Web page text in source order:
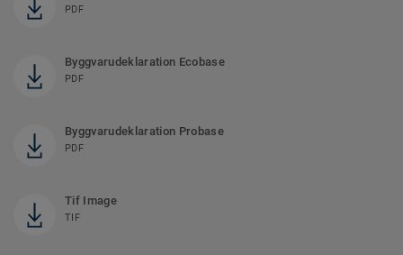
PDF
Byggvarudeklaration Ecobase
PDF
Byggvarudeklaration Probase
PDF
Tif Image
TIF